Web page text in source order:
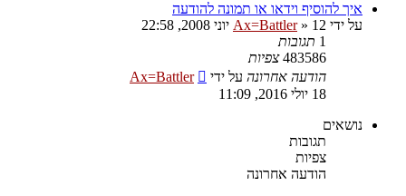
איך להוסיף וידאו או תמונה להודעה
על ידי
Ax=Battler» 12 יוני 2008, 22:58
1 תגובות
483586 צפיות
הודעה אחרונה על ידי
Ax=Battler
18 יולי 2016, 11:09
נושאים
תגובות
צפיות
הודעה אחרונה